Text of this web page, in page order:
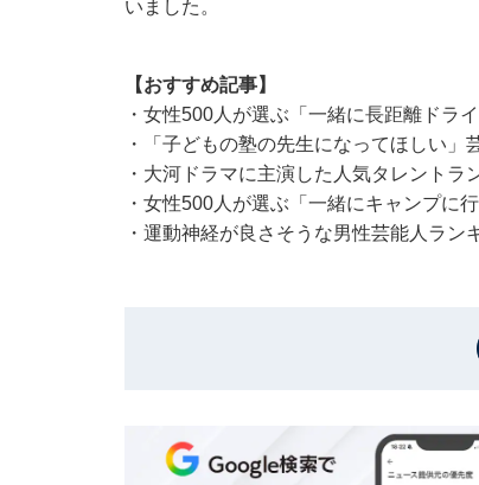
いました。
【おすすめ記事】
・ 女性500人が選ぶ「一緒に長距離ドラ
・
「子どもの塾の先生になってほしい
・ 大河ドラマに主演した人気タレントラ
・ 女性500人が選ぶ「一緒にキャンプに
・ 運動神経が良さそうな男性芸能人ラン